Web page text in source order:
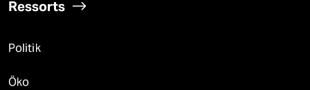
Ressorts
Politik
Öko